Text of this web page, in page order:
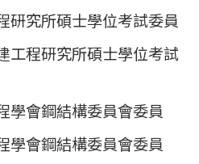
研究所碩士學位考試委員
工程研究所碩士學位考試
學會鋼結構委員會委員
學會鋼結構委員會委員